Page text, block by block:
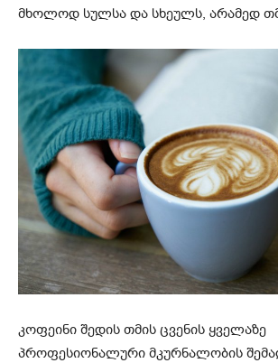
მხოლოდ სულსა და სხეულს, არამედ
კოფეინი შედის თმის ცვენის ყველაზე
პროფესიონალური მკურნალობის